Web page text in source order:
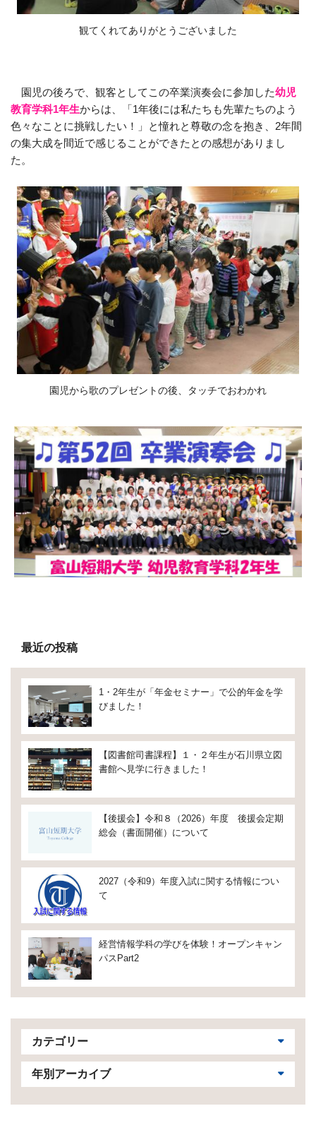
観てくれてありがとうございました
園児の後ろで、観客としてこの卒業演奏会に参加した幼児
教育学科1年生からは、「1年後には私たちも先輩たちのよう
色々なことに挑戦したい！」と憧れと尊敬の念を抱き、2年間
の集大成を間近で感じることができたとの感想がありまし
た。
園児から歌のプレゼントの後、タッチでおわかれ
最近の投稿
1・2年生が「年金セミナー」で公的年金を学
びました！
【図書館司書課程】１・２年生が石川県立図
書館へ見学に行きました！
【後援会】令和８（2026）年度 後援会定期
総会（書面開催）について
2027（令和9）年度入試に関する情報につい
て
経営情報学科の学びを体験！オープンキャン
パスPart2
カテゴリー
年別アーカイブ